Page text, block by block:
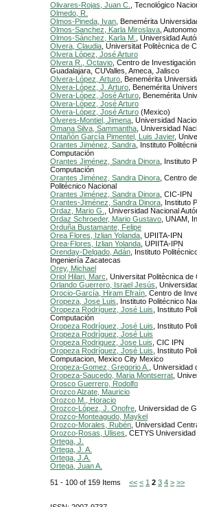
Olivares-Rojas, Juan C.
, Tecnológico
Olmedo, R.
Olmos-Pineda, Ivan , Benemérita
Olmos-Sanchez, Karla Miroslava ,
Olmos-Sánchez, Karla M.
, Universidad
Olvera, Claudia , Universitat Politècnica de
Olvera López, José Arturo
Olvera R., Octavio , Centro de
Guadalajara, CUValles, Ameca, Jalisco
Olvera-López, Arturo , Benemérita
Olvera-López, J. Arturo , Benemérita
Olvera-López, José Arturo , Benemérita
Olvera-López, José Arturo
Olvera-López, José Arturo (Mexico)
Olveres-Montiel, Jimena , Universidad
Omana Silva, Sammantha , Universidad
Ontañón García Pimentel, Luis Javier,
Orantes Jiménez, Sandra , Instituto
Computación
Orantes Jiménez, Sandra Dinora , Instituto
Computación
Orantes Jiménez, Sandra Dinora , Centro
Politécnico Nacional
Orantes Jiménez, Sandra Dinora , CIC-IPN
Orantes-Jiménez, Sandra Dinora , Instituto
Ordaz, Mario G.
, Universidad Nacional
Ordaz Schroeder, Mario Gustavo , UNAM,
Orduña Bustamante, Felipe
Orea Flores, Izlian Yolanda , UPIITA-IPN
Orea-Flores, Izlian Yolanda , UPIITA-IPN
Orenday-Delgado, Adán , Instituto
Ingeniería Zacatecas
Orey, Michael
Oriol Hilari, Marc , Universitat Politècnica
Orlando Guerrero, Israel Jesús ,
Orocio-García, Hiram Efraín , Centro de
Oropeza, Jose Luis , Instituto Politécnico
Oropeza Rodríguez, José Luis , Instituto
Computación
Oropeza Rodríguez, José Luis , Instituto
Oropeza Rodríguez, José Luis
Oropeza Rodriguez, Jose Luis , CIC IPN
Oropeza Rodríguez, José Luis , Instituto
Computacion, Mexico City Mexico
Oropeza-Gomez, Gregorio A.
, Universidad
Oropeza-Saucedo, Maria Montserrat ,
Orosco Guerrero, Rodolfo
Orozco Alzate, Mauricio
Orozco M., Horacio
Orozco-López, J. Onofre , Universidad de
Orozco-Monteagudo, Maykel
Orozco-Morales, Rubén , Universidad
Orozco-Rosas, Ulises , CETYS Universidad
Ortega, J.
Ortega, J. A.
Ortega, J.A.
Ortega, Juan A.
51 - 100 of 159 Items << < 1 2 3 4 > >>